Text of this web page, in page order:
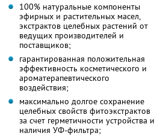
100% натуральные компоненты
эфирных и растительных масел,
экстрактов целебных растений от
ведущих производителей и
поставщиков;
гарантированная положительная
эффективность косметического и
ароматерапевтического
воздействия;
максимально долгое сохранение
целебных свойств фитоэкстрактов
за счет герметичности устройства и
наличия УФ-фильтра;